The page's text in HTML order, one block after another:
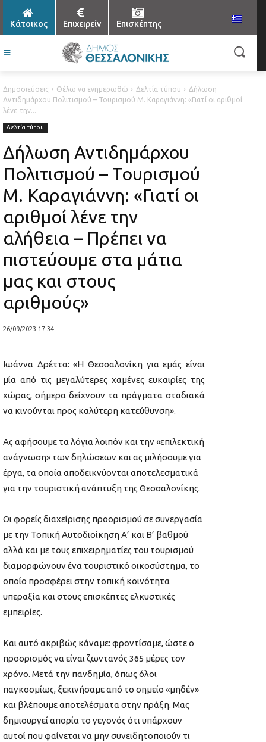
Κάτοικος Επιχειρείν Επισκέπτης
Δημοσιεύσεις Θέλω να ενημερωθώ Δελτία τύπου
Δήλωση
Αντιδημάρχου Πολιτισμού – Τουρισμού Μ. Καραγιάννη: «Γιατί οι αριθμοί
λένε την...
Δελτία τύπου
Δήλωση Αντιδημάρχου
Πολιτισμού – Τουρισμού
Μ. Καραγιάννη: «Γιατί οι
αριθμοί λένε την
αλήθεια – Πρέπει να
πιστεύουμε στα μάτια
μας και στους
αριθμούς»
26/09/2023 17:34
Ιωάννα Δρέττα: «Η Θεσσαλονίκη για εμάς είναι
μία από τις μεγαλύτερες χαμένες ευκαιρίες της
χώρας, σήμερα δείχνουν τα πράγματα σταδιακά
να κινούνται προς καλύτερη κατεύθυνση».
Ας αφήσουμε τα λόγια λοιπόν και την «επιλεκτική
ανάγνωση» των δηλώσεων και ας μιλήσουμε για
έργα, τα οποία αποδεικνύονται αποτελεσματικά
για την τουριστική ανάπτυξη της Θεσσαλονίκης.
Οι φορείς διαχείρισης προορισμού σε συνεργασία
με την Τοπική Αυτοδιοίκηση Α’ και Β’ βαθμού
αλλά και με τους επιχειρηματίες του τουρισμού
διαμορφώνουν ένα τουριστικό οικοσύστημα, το
οποίο προσφέρει στην τοπική κοινότητα
υπεραξία και στους επισκέπτες ελκυστικές
εμπειρίες.
Και αυτό ακριβώς κάναμε: φροντίσαμε, ώστε ο
προορισμός να είναι ζωντανός 365 μέρες τον
χρόνο. Μετά την πανδημία, όπως όλοι
παγκοσμίως, ξεκινήσαμε από το σημείο «μηδέν»
και βλέπουμε αποτελέσματα στην πράξη. Μας
δημιουργεί απορία το γεγονός ότι υπάρχουν
αυτοί που φαίνεται να μην συνειδητοποιούν τι